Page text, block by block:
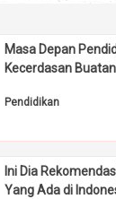
Masa Depan
Kecerdasan
Pendidikan
Ini Dia
Yang Ada di